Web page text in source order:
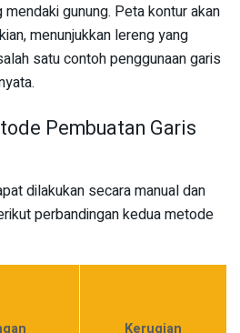
gunung. Peta kontur akan
menunjukkan lereng yang
satu contoh penggunaan garis
Pembuatan Garis
dilakukan secara manual dan
perbandingan kedua metode
Kerugian